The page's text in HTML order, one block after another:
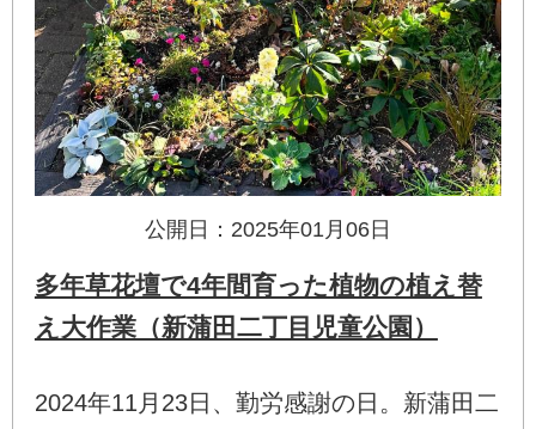
公開日：2025年01月06日
多年草花壇で4年間育った植物の植え替
え大作業（新蒲田二丁目児童公園）
2024年11月23日、勤労感謝の日。新蒲田二